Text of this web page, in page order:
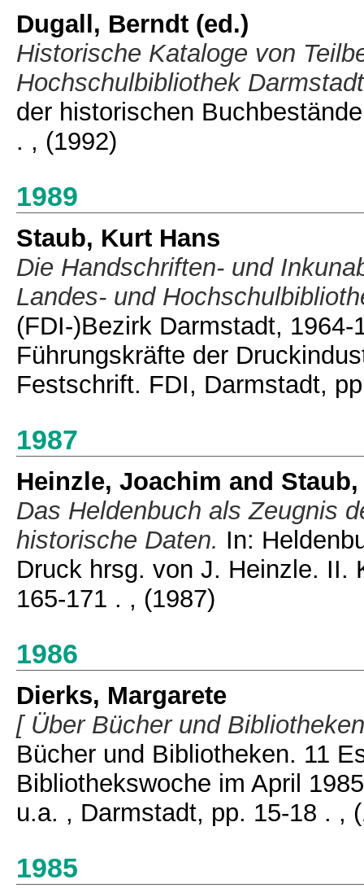
Dugall, Berndt (ed.)
Historische Kataloge von
Hochschulbibliothek
der historischen
. , (1992)
1989
Staub, Kurt Hans
Die Handschriften- und
Landes- und
(FDI-)Bezirk Darmstadt,
Führungskräfte der
Festschrift. FDI, Darmstadt,
1987
Heinzle, Joachim and
Das Heldenbuch als Zeugnis
historische Daten. In:
Druck hrsg. von J. Heinzle. II.
165-171 . , (1987)
1986
Dierks, Margarete
[ Über Bücher und
Bücher und Bibliotheken. 11
Bibliothekswoche im April
u.a. , Darmstadt, pp. 15-18 . ,
1985